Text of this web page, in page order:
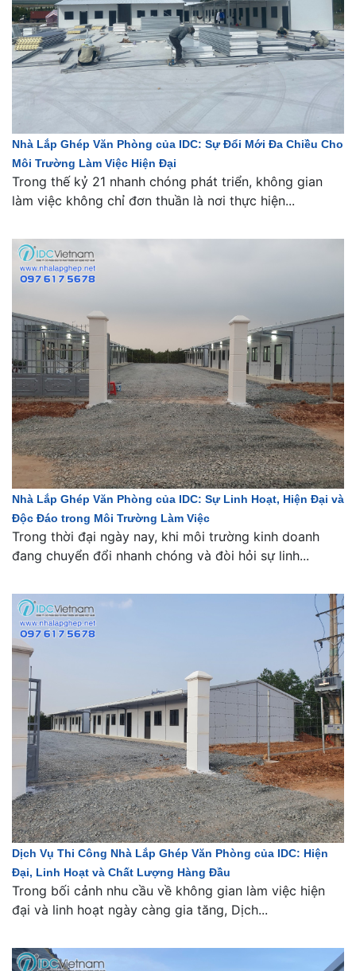
Nhà Lắp Ghép Văn Phòng của IDC: Sự Đổi Mới Đa Chiều Cho
Môi Trường Làm Việc Hiện Đại
Trong thế kỷ 21 nhanh chóng phát triển, không gian
làm việc không chỉ đơn thuần là nơi thực hiện...
Nhà Lắp Ghép Văn Phòng của IDC: Sự Linh Hoạt, Hiện Đại và
Độc Đáo trong Môi Trường Làm Việc
Trong thời đại ngày nay, khi môi trường kinh doanh
đang chuyển đổi nhanh chóng và đòi hỏi sự linh...
Dịch Vụ Thi Công Nhà Lắp Ghép Văn Phòng của IDC: Hiện
Đại, Linh Hoạt và Chất Lượng Hàng Đầu
Trong bối cảnh nhu cầu về không gian làm việc hiện
đại và linh hoạt ngày càng gia tăng, Dịch...